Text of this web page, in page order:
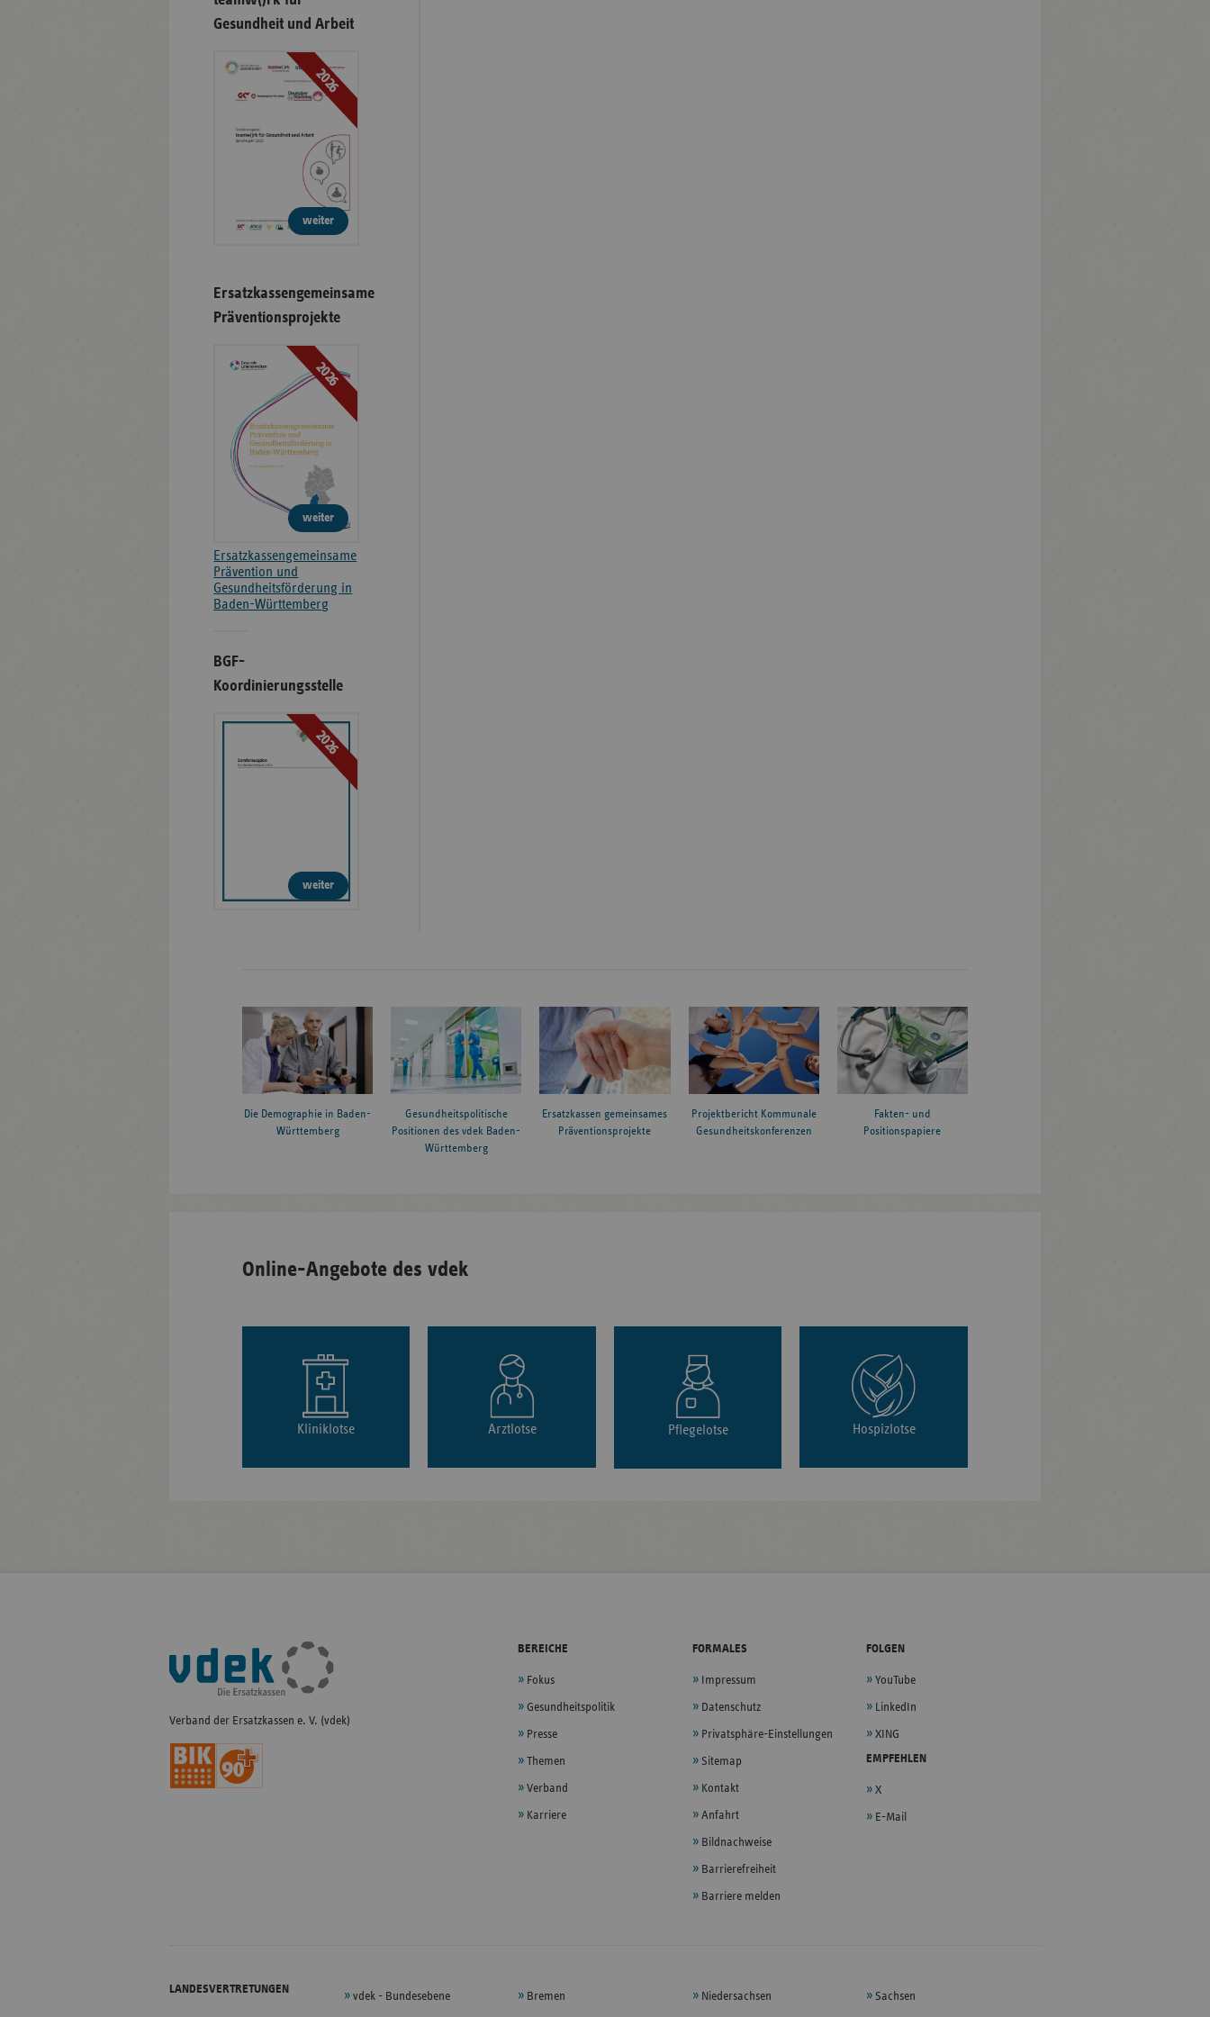
Gesundheit und Arbeit
2026
weiter
Ersatzkassengemeinsame
Präventionsprojekte
2026
weiter
Ersatzkassengemeinsame
Prävention und
Gesundheitsförderung in
Baden-Württemberg
BGF-
Koordinierungsstelle
2026
weiter
Die Demographie in Baden-
Württemberg
Gesundheitspolitische
Positionen des vdek Baden-
Württemberg
Ersatzkassen gemeinsames
Präventionsprojekte
Projektbericht Kommunale
Gesundheitskonferenzen
Fakten- und
Positionspapiere
Online-Angebote des vdek
Kliniklotse Arztlotse Pflegelotse Hospizlotse
Fußleisten-
Navigation
Verband der Ersatzkassen e. V. (vdek)
BEREICHE
Fokus
Gesundheitspolitik
Presse
Themen
Verband
Karriere
FORMALES
Impressum
Datenschutz
Privatsphäre-Einstellungen
Sitemap
Kontakt
Anfahrt
Bildnachweise
Barrierefreiheit
Barriere melden
FOLGEN
YouTube
LinkedIn
XING
EMPFEHLEN
X
E-Mail
LANDESVERTRETUNGEN
vdek - Bundesebene Bremen Niedersachsen Sachsen